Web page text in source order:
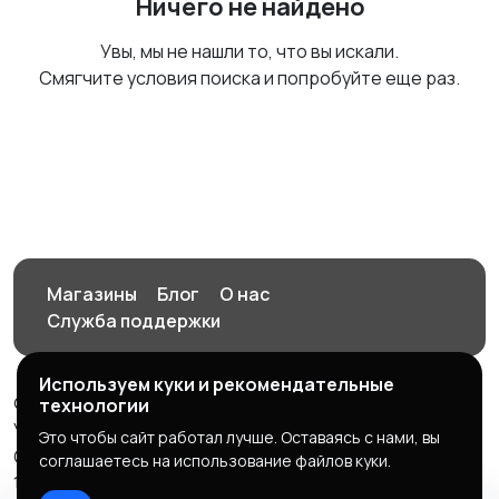
Ничего не найдено
Увы, мы не нашли то, что вы искали.
Смягчите условия поиска и попробуйте еще раз.
Магазины Блог
О нас
Служба поддержки
© 2026 Орен-АЙ - Авто | Недвижимость | Работа |
Услуги
Создал Карусов Е.С ООО "ЦПК" ИНН 5609203278 ОГРН
1235600008841
Используем куки и рекомендательные
технологии
Это чтобы сайт работал лучше. Оставаясь с нами, вы
соглашаетесь на использование файлов куки.